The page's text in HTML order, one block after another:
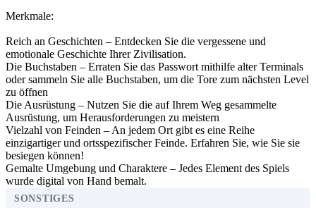
Merkmale:
Reich an Geschichten – Entdecken Sie die vergessene und
emotionale Geschichte Ihrer Zivilisation.
Die Buchstaben – Erraten Sie das Passwort mithilfe alter Terminals
oder sammeln Sie alle Buchstaben, um die Tore zum nächsten Level
zu öffnen
Die Ausrüstung – Nutzen Sie die auf Ihrem Weg gesammelte
Ausrüstung, um Herausforderungen zu meistern
Vielzahl von Feinden – An jedem Ort gibt es eine Reihe
einzigartiger und ortsspezifischer Feinde. Erfahren Sie, wie Sie sie
besiegen können!
Gemalte Umgebung und Charaktere – Jedes Element des Spiels
wurde digital von Hand bemalt.
SONSTIGES